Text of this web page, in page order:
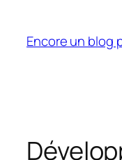
contenu
Encore un blog